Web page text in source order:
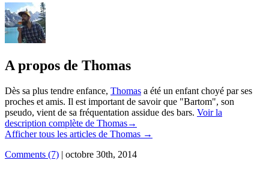
A propos de Thomas
Dès sa plus tendre enfance, Thomas a été un enfant choyé par ses
proches et amis. Il est important de savoir que "Bartom", son
pseudo, vient de sa fréquentation assidue des bars. Voir la
description complète de Thomas→
Afficher tous les articles de Thomas →
Comments (7) | octobre 30th, 2014